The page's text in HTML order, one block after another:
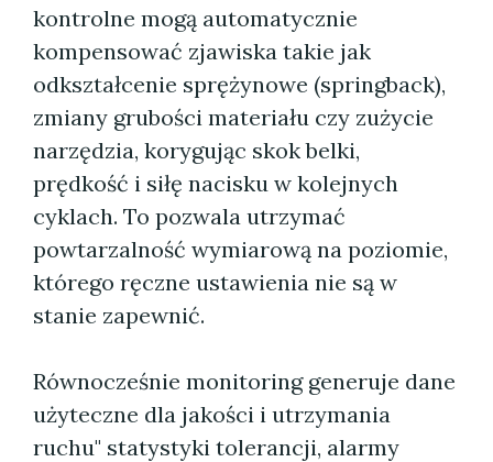
kontrolne mogą automatycznie
kompensować zjawiska takie jak
odkształcenie sprężynowe (springback),
zmiany grubości materiału czy zużycie
narzędzia, korygując skok belki,
prędkość i siłę nacisku w kolejnych
cyklach. To pozwala utrzymać
powtarzalność wymiarową na poziomie,
którego ręczne ustawienia nie są w
stanie zapewnić.
Równocześnie monitoring generuje dane
użyteczne dla jakości i utrzymania
ruchu" statystyki tolerancji, alarmy